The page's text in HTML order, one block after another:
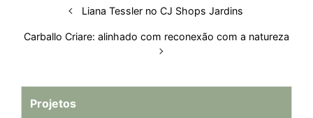
Liana Tessler no CJ Shops Jardins
Carballo Criare: alinhado com reconexão com a natureza
Projetos